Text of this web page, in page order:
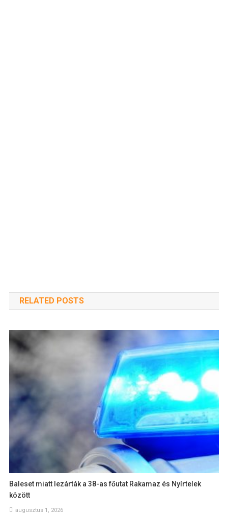
RELATED POSTS
Baleset miatt lezárták a 38-as főutat Rakamaz és Nyírtelek
között
augusztus 1, 2026